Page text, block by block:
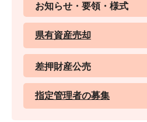
お知らせ・要領・様式
県有資産売却
差押財産公売
指定管理者の募集